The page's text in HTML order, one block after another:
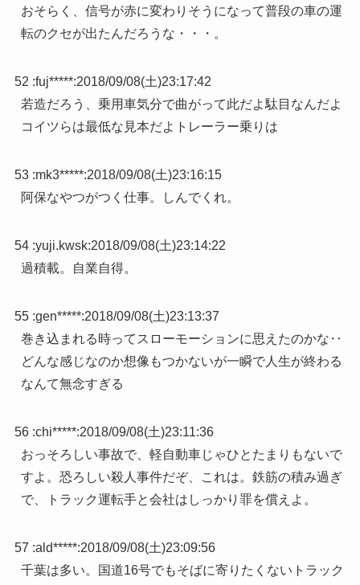
おそらく、信号が赤に変わりそうになって普段の車の運
転のクセが出たんだろうな・・・。
52 :fuj*****:2018/09/08(土)23:17:42
若造だろう、乗用車気分で曲がって此だよ駄目なんだよ
コイツらは最低な見本だよトレーラー乗りは
53 :mk3*****:2018/09/08(土)23:16:15
阿保なやつがつく仕事。しんでくれ。
54 :yuji.kwsk:2018/09/08(土)23:14:22
過積載。自業自得。
55 :gen*****:2018/09/08(土)23:13:37
巻き込まれる時ってスローモーションに思えたのかな‥
どんな感じなのか想像もつかないが一瞬で人生が終わる
なんて無念すぎる
56 :chi*****:2018/09/08(土)23:11:36
おっそろしい事故で、軽自動車じゃひとたまりもないで
すよ。恐ろしい殺人事件だぞ、これは。鉄筋の積み過ぎ
で、トラック運転手と会社はしっかり罪を償えよ。
57 :ald*****:2018/09/08(土)23:09:56
千葉は多い。国道16号でもそばに寄りたくないトラック